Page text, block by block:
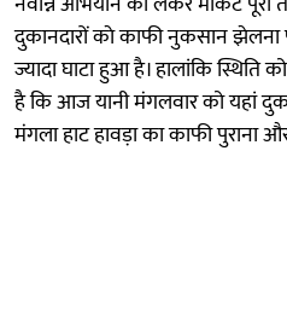
दुकानदारों काे काफी नुकसान झेलना
ज्यादा घाटा हुआ है। हालांकि
है कि आज यानी मंगलवार को यहां
मंगला हाट हावड़ा का काफी पुराना और